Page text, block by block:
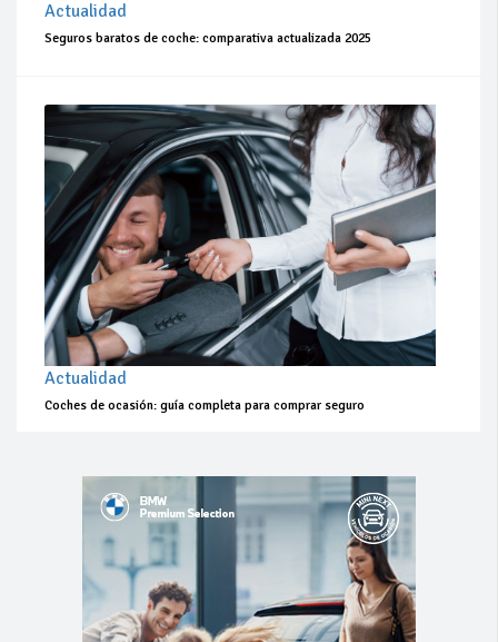
Actualidad
Seguros baratos de coche: comparativa actualizada 2025
Actualidad
Coches de ocasión: guía completa para comprar seguro